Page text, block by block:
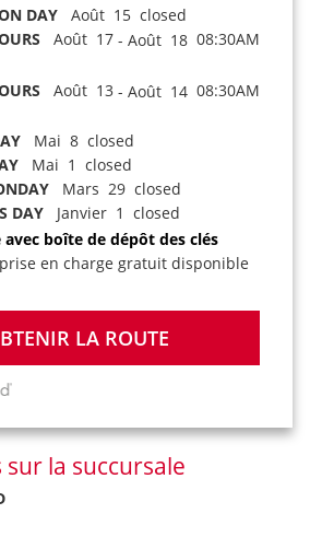
DAYAoût 15 closed
Août 17 - Août 1808:30AM
Août 13 - Août 1408:30AM
Mai 8 closed
Mai 1 closed
Mars 29 closed
DAYJanvier 1 closed
avec boîte de dépôt des clés
en charge gratuit disponible
LA ROUTE
la succursale